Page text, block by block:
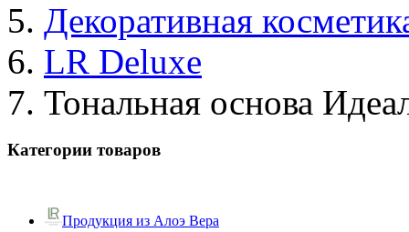
Декоративная
LR Deluxe
Тональная основа
Категории товаров
Продукция из Алоэ Вера